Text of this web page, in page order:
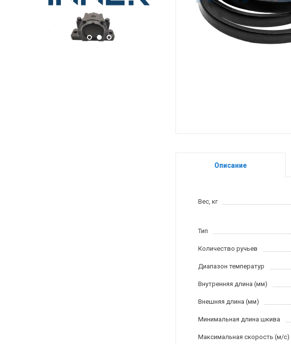
Описание
Вес, кг
Тип
Количество ручьев
Диапазон температур
Внутренняя длина (мм)
Внешняя длина (мм)
Минимальная длина шкива
Максимальная скорость (м/c)